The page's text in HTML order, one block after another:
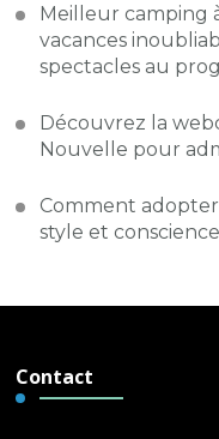
Meilleur camping
vacances
spectacles au
Découvrez la
Nouvelle pour
Comment
style et
Contact